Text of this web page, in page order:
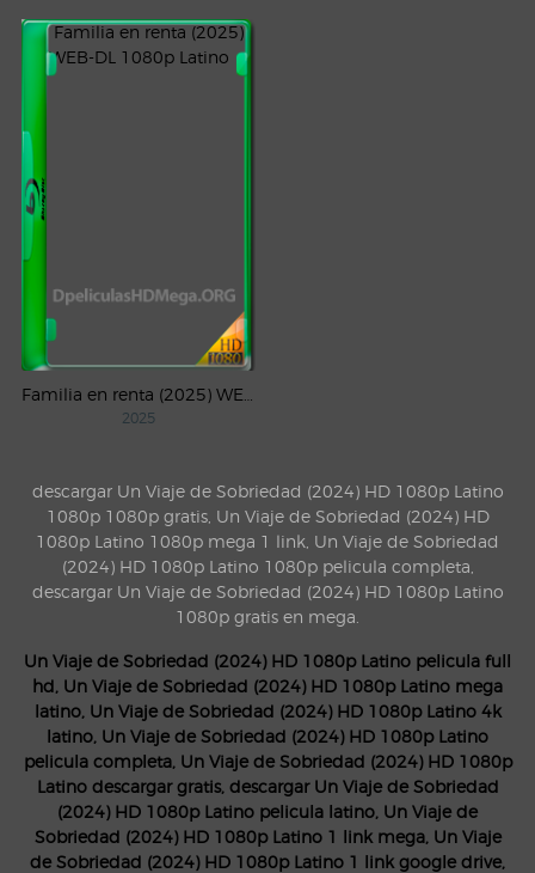
2025
descargar Un Viaje de Sobriedad (2024) HD 1080p Latino
1080p 1080p gratis, Un Viaje de Sobriedad (2024) HD
1080p Latino 1080p mega 1 link, Un Viaje de Sobriedad
(2024) HD 1080p Latino 1080p pelicula completa,
descargar Un Viaje de Sobriedad (2024) HD 1080p Latino
1080p gratis en mega.
Un Viaje de Sobriedad (2024) HD 1080p Latino pelicula full
hd, Un Viaje de Sobriedad (2024) HD 1080p Latino mega
latino, Un Viaje de Sobriedad (2024) HD 1080p Latino 4k
latino, Un Viaje de Sobriedad (2024) HD 1080p Latino
pelicula completa, Un Viaje de Sobriedad (2024) HD 1080p
Latino descargar gratis, descargar Un Viaje de Sobriedad
(2024) HD 1080p Latino pelicula latino, Un Viaje de
Sobriedad (2024) HD 1080p Latino 1 link mega, Un Viaje
de Sobriedad (2024) HD 1080p Latino 1 link google drive,